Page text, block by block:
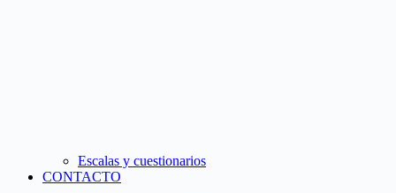
Escalas y cuestionarios
CONTACTO